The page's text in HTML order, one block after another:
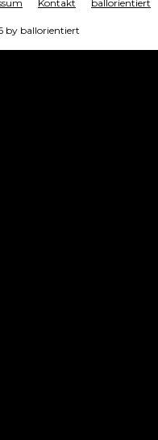
Kontakt ballorientiert
by ballorientiert